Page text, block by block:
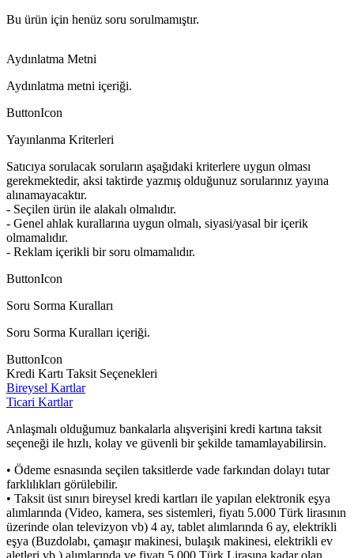
Bu ürün için henüz soru sorulmamıştır.
Aydınlatma Metni
Aydınlatma metni içeriği.
ButtonIcon
Yayınlanma Kriterleri
Satıcıya sorulacak soruların aşağıdaki kriterlere uygun olması
gerekmektedir, aksi taktirde yazmış olduğunuz sorularınız yayına
alınamayacaktır.
- Seçilen ürün ile alakalı olmalıdır.
- Genel ahlak kurallarına uygun olmalı, siyasi/yasal bir içerik
olmamalıdır.
- Reklam içerikli bir soru olmamalıdır.
ButtonIcon
Soru Sorma Kuralları
Soru Sorma Kuralları içeriği.
ButtonIcon
Kredi Kartı Taksit Seçenekleri
Bireysel Kartlar
Ticari Kartlar
Anlaşmalı olduğumuz bankalarla alışverişini kredi kartına taksit
seçeneği ile hızlı, kolay ve güvenli bir şekilde tamamlayabilirsin.
• Ödeme esnasında seçilen taksitlerde vade farkından dolayı tutar
farklılıkları görülebilir.
• Taksit üst sınırı bireysel kredi kartları ile yapılan elektronik eşya
alımlarında (Video, kamera, ses sistemleri, fiyatı 5.000 Türk lirasının
üzerinde olan televizyon vb) 4 ay, tablet alımlarında 6 ay, elektrikli
eşya (Buzdolabı, çamaşır makinesi, bulaşık makinesi, elektrikli ev
aletleri vb.) alımlarında ve fiyatı 5.000 Türk Lirasına kadar olan